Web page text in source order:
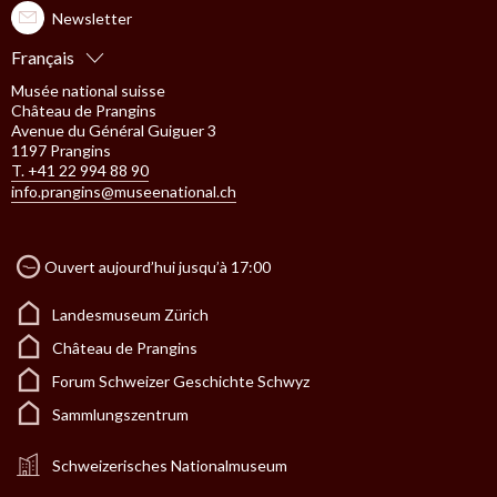
Français
Newsletter
Musée national suisse
Château de Prangins
Avenue du Général Guiguer 3
1197 Prangins
T. +41 22 994 88 90
info.prangins@museenational.ch
Ouvert aujourd’hui jusqu’à 17:00
Landesmuseum Zürich
Château de Prangins
Forum Schweizer Geschichte Schwyz
Sammlungszentrum
Schweizerisches Nationalmuseum